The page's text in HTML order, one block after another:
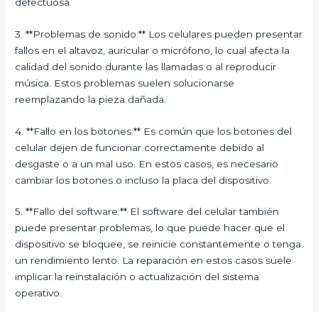
3. **Problemas de sonido:** Los celulares pueden presentar
fallos en el altavoz, auricular o micrófono, lo cual afecta la
calidad del sonido durante las llamadas o al reproducir
música. Estos problemas suelen solucionarse
reemplazando la pieza dañada.
4. **Fallo en los botones:** Es común que los botones del
celular dejen de funcionar correctamente debido al
desgaste o a un mal uso. En estos casos, es necesario
cambiar los botones o incluso la placa del dispositivo.
5. **Fallo del software:** El software del celular también
puede presentar problemas, lo que puede hacer que el
dispositivo se bloquee, se reinicie constantemente o tenga
un rendimiento lento. La reparación en estos casos suele
implicar la reinstalación o actualización del sistema
operativo.